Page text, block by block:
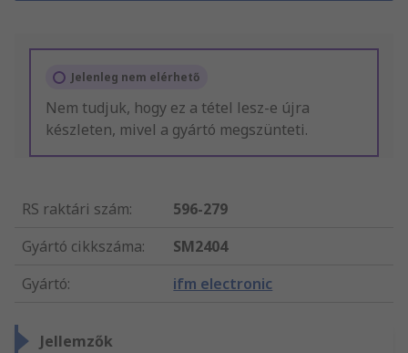
Jelenleg nem elérhető
Nem tudjuk, hogy ez a tétel lesz-e újra
készleten, mivel a gyártó megszünteti.
RS raktári szám:
596-279
Gyártó cikkszáma:
SM2404
Gyártó: ifm electronic
Jellemzők